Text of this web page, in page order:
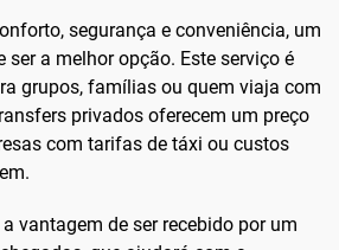
segurança e conveniência, um
ser a melhor opção. Este serviço é
grupos, famílias ou quem viaja com
privados oferecem um preço
com tarifas de táxi ou custos
vantagem de ser recebido por um